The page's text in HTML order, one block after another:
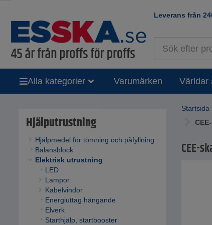
Leverans från
Alla kategorier Varumärken Världar
Hjälputrustning
Hjälpmedel för tömning och påfyllning
Balansblock
Elektrisk utrustning
LED
Lampor
Kabelvindor
Energiuttag hängande
Elverk
Starthjälp, startbooster
Startsida
CEE-